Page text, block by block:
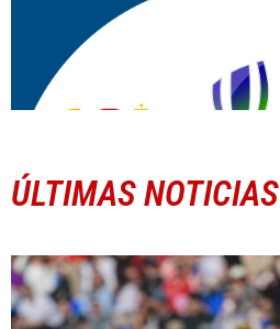
ÚLTIMAS NOTICIAS